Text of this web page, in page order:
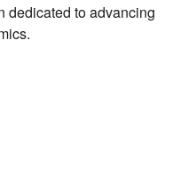
dedicated to advancing